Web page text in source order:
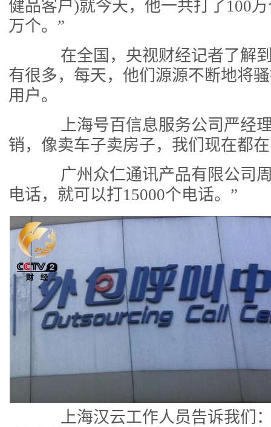
健品客户)就今天，他一共打了100
万个。”
在全国，央视财经记者了解到
有很多，每天，他们源源不断地将
用户。
上海号百信息服务公司严经理
销，像卖车子卖房子，我们现在都
广州众仁通讯产品有限公司周
电话，就可以打15000个电话。”
上海汉云工作人员告诉我们：